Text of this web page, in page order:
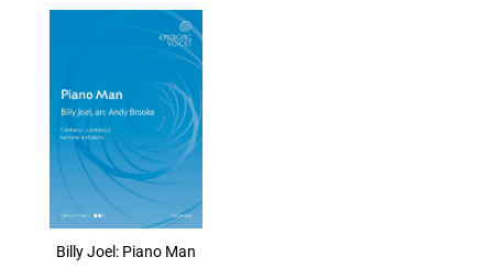
Billy Joel: Piano Man